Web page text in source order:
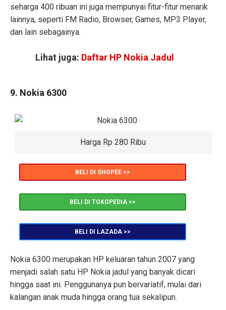
seharga 400 ribuan ini juga mempunyai fitur-fitur menarik
lainnya, seperti FM Radio, Browser, Games, MP3 Player,
dan lain sebagainya.
Lihat juga: Daftar HP Nokia Jadul
9. Nokia 6300
Harga Rp 280 Ribu
BELI DI SHOPEE >>
BELI DI TOKOPEDIA >>
BELI DI LAZADA >>
Nokia 6300 merupakan HP keluaran tahun 2007 yang
menjadi salah satu HP Nokia jadul yang banyak dicari
hingga saat ini. Penggunanya pun bervariatif, mulai dari
kalangan anak muda hingga orang tua sekalipun.